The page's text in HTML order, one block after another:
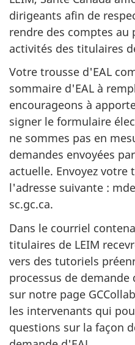
dirigeants afin de
rendre des comptes au
activités des titulaires
Votre trousse d'EAL
sommaire d'EAL à
encourageons à
signer le formulaire
ne sommes pas en
demandes envoyées
actuelle. Envoyez votre
l'adresse suivante :
sc.gc.ca.
Dans le courriel
titulaires de LEIM
vers des tutoriels
processus de
sur notre page
les intervenants qui
questions sur la façon